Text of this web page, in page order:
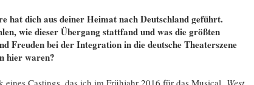
hat dich aus deiner Heimat nach Deutschland geführt.
wie dieser Übergang stattfand und was die größten
Freuden bei der Integration in die deutsche Theaterszene
hier waren?
eines Castings, das ich im Frühjahr 2016 für das Musical West